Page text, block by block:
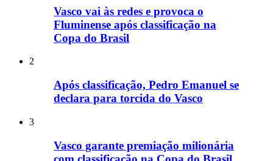
Vasco vai às redes e provoca o
Fluminense após classificação na
Copa do Brasil
2
Após classificação, Pedro Emanuel se
declara para torcida do Vasco
3
Vasco garante premiação milionária